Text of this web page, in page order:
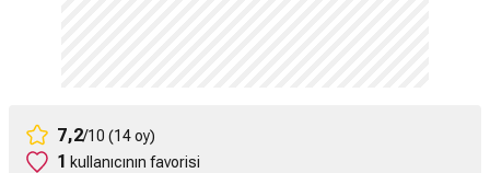
7,2/10 (14 oy)
1 kullanıcının favorisi